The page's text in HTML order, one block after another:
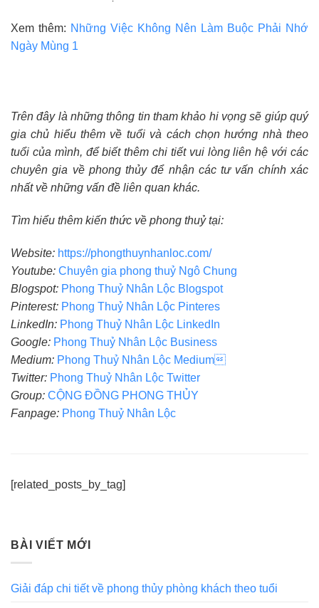
Xem thêm: Những Việc Không Nên Làm Buộc Phải Nhớ
Ngày Mùng 1
Trên đây là những thông tin tham khảo hi vọng sẽ giúp quý
gia chủ hiểu thêm về tuổi và cách chọn hướng nhà theo
tuổi của mình, để biết thêm chi tiết vui lòng liên hệ với các
chuyên gia về phong thủy để nhận các tư vấn chính xác
nhất về những vấn đề liên quan khác.
Tìm hiểu thêm kiến thức về phong thuỷ tại:
Website: https://phongthuynhanloc.com/
Youtube: Chuyên gia phong thuỷ Ngô Chung
Blogspot: Phong Thuỷ Nhân Lộc Blogspot
Pinterest: Phong Thuỷ Nhân Lộc Pinteres
LinkedIn: Phong Thuỷ Nhân Lộc LinkedIn
Google: Phong Thuỷ Nhân Lộc Business
Medium: Phong Thuỷ Nhân Lộc Medium
Twitter: Phong Thuỷ Nhân Lộc Twitter
Group: CỘNG ĐỒNG PHONG THỦY
Fanpage: Phong Thuỷ Nhân Lộc
[related_posts_by_tag]
BÀI VIẾT MỚI
Giải đáp chi tiết về phong thủy phòng khách theo tuổi